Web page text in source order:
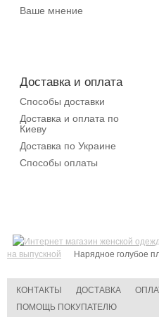
Ваше мнение
Доставка и оплата
Способы доставки
Доставка и оплата по
Киеву
Доставка по Украине
Способы оплаты
на выпускной
Нарядное голубое
КОНТАКТЫ ДОСТАВКА
ПОМОЩЬ ПОКУПАТЕЛЮ